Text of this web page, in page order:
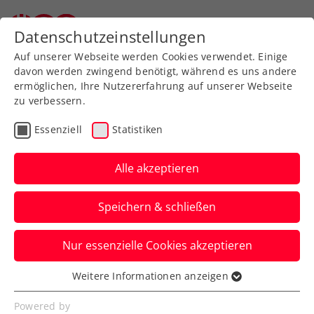
Zurück zur Newsübersicht
Turniere
ATP Estoril:
Erfolgserlebnis für Thiem
bei Rückkehr auf die Tour
Im Achtelfinale des Sandplatzturniers in
Portugal erwartet ihn damit ein alter
Bekannter.
Verfasst von: Manuel Wachta, 01.04.2024
Datenschutzeinstellungen
Auf unserer Webseite werden Cookies verwendet. Einige
davon werden zwingend benötigt, während es uns andere
ermöglichen, Ihre Nutzererfahrung auf unserer Webseite
zu verbessern.
Essenziell Statistiken
Alle akzeptieren
Speichern & schließen
Nur essenzielle Cookies akzeptieren
Essenziell
Essenzielle Cookies werden für grundlegende
Weitere Informationen anzeigen
Powered by